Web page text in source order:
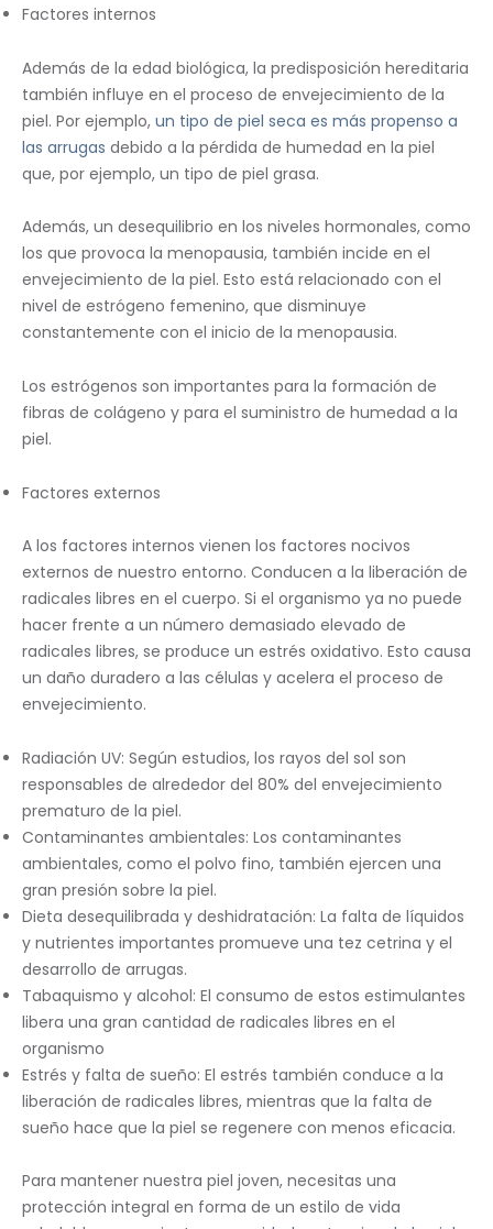
Factores internos
Además de la edad biológica, la predisposición hereditaria
también influye en el proceso de envejecimiento de la
piel. Por ejemplo, un tipo de piel seca es más propenso a
las arrugas debido a la pérdida de humedad en la piel
que, por ejemplo, un tipo de piel grasa.
Además, un desequilibrio en los niveles hormonales, como
los que provoca la menopausia, también incide en el
envejecimiento de la piel. Esto está relacionado con el
nivel de estrógeno femenino, que disminuye
constantemente con el inicio de la menopausia.
Los estrógenos son importantes para la formación de
fibras de colágeno y para el suministro de humedad a la
piel.
Factores externos
A los factores internos vienen los factores nocivos
externos de nuestro entorno. Conducen a la liberación de
radicales libres en el cuerpo. Si el organismo ya no puede
hacer frente a un número demasiado elevado de
radicales libres, se produce un estrés oxidativo. Esto causa
un daño duradero a las células y acelera el proceso de
envejecimiento.
Radiación UV: Según estudios, los rayos del sol son
responsables de alrededor del 80% del envejecimiento
prematuro de la piel.
Contaminantes ambientales: Los contaminantes
ambientales, como el polvo fino, también ejercen una
gran presión sobre la piel.
Dieta desequilibrada y deshidratación: La falta de líquidos
y nutrientes importantes promueve una tez cetrina y el
desarrollo de arrugas.
Tabaquismo y alcohol: El consumo de estos estimulantes
libera una gran cantidad de radicales libres en el
organismo
Estrés y falta de sueño: El estrés también conduce a la
liberación de radicales libres, mientras que la falta de
sueño hace que la piel se regenere con menos eficacia.
Para mantener nuestra piel joven, necesitas una
protección integral en forma de un estilo de vida